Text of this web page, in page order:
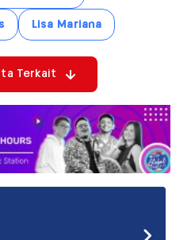
Lisa Mariana
Terkait